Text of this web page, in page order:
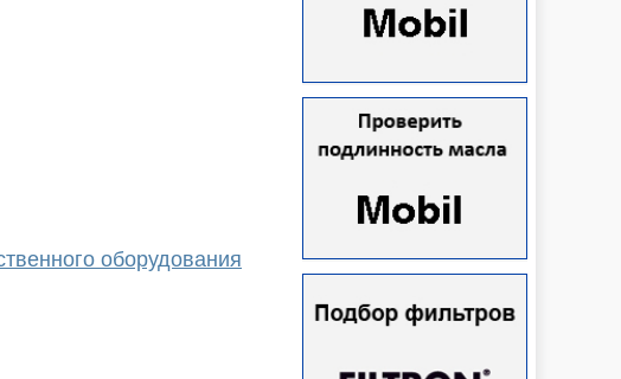
оборудования